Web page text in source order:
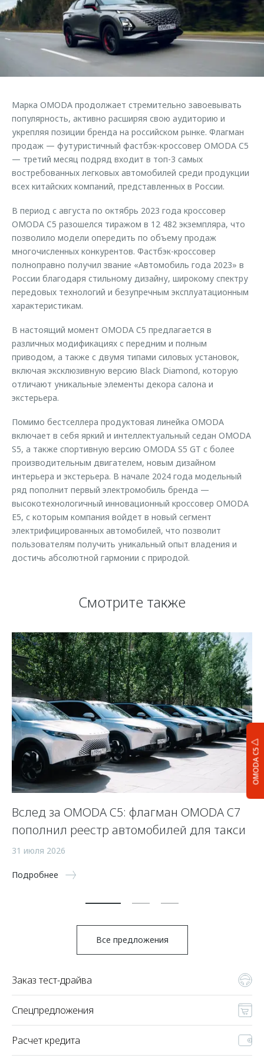
Страхование
Кредитный калькулятор
Аксессуары
Запчасти
Трейд-ин
Калькулятор трейд-ин
Клиентская поддержка
O&J Автоклуб
Клуб владельцев OMODA
Одежда и сувениры
Оригинальные аксессуары
Запчасти
Обратная связь
OMODA C5
Марка OMODA продолжает стремительно завоевывать
популярность, активно расширяя свою аудиторию и
укрепляя позиции бренда на российском рынке. Флагман
продаж — футуристичный фастбэк-кроссовер OMODA C5
— третий месяц подряд входит в топ-3 самых
востребованных легковых автомобилей среди продукции
всех китайских компаний, представленных в России.
В период с августа по октябрь 2023 года кроссовер
OMODA C5 разошелся тиражом в 12 482 экземпляра, что
позволило модели опередить по объему продаж
многочисленных конкурентов. Фастбэк-кроссовер
полноправно получил звание «Автомобиль года 2023» в
России благодаря стильному дизайну, широкому спектру
передовых технологий и безупречным эксплуатационным
характеристикам.
В настоящий момент OMODA C5 предлагается в
различных модификациях с передним и полным
приводом, а также с двумя типами силовых установок,
включая эксклюзивную версию Black Diamond, которую
отличают уникальные элементы декора салона и
экстерьера.
Помимо бестселлера продуктовая линейка OMODA
включает в себя яркий и интеллектуальный седан OMODA
S5, а также спортивную версию OMODA S5 GT с более
производительным двигателем, новым дизайном
интерьера и экстерьера. В начале 2024 года модельный
ряд пополнит первый электромобиль бренда —
высокотехнологичный инновационный кроссовер OMODA
E5, с которым компания войдет в новый сегмент
электрифицированных автомобилей, что позволит
пользователям получить уникальный опыт владения и
достичь абсолютной гармонии с природой.
Смотрите также
Вслед за OMODA C5: флагман OMODA C7
пополнил реестр автомобилей для такси
31 июля 2026
Подробнее
Все предложения
Заказ тест-драйва
Спецпредложения
Расчет кредита